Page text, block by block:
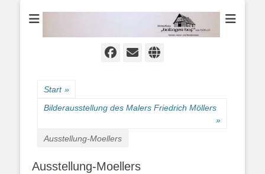
Heimathaus
Hollager Hof v.
Facebook
E-
Website
Start »
Bilderausstellung des Malers Friedrich Möllers
»
Ausstellung-Moellers
Ausstellung-Moellers